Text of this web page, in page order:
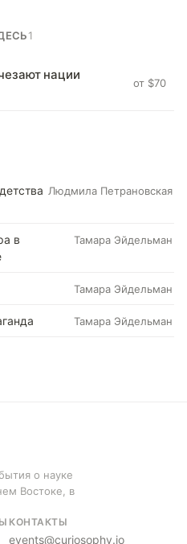
1
нации
от $70
Людмила Петрановская
в
Тамара Эйдельман
Тамара Эйдельман
Тамара Эйдельман
о науке
Востоке, в
КОНТАКТЫ
events@curiosophy.io